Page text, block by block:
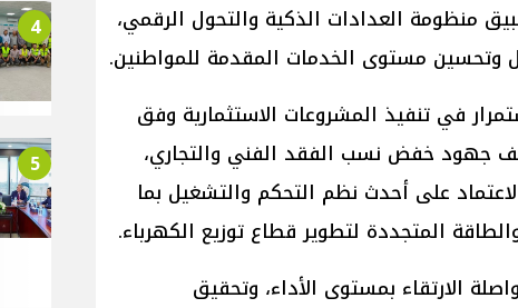
منظومة العدادات الذكية والتحول الرقمي،
مستوى الخدمات المقدمة للمواطنين.
في تنفيذ المشروعات الاستثمارية وفق
جهود خفض نسب الفقد الفني والتجاري،
على أحدث نظم التحكم والتشغيل بما
المتجددة لتطوير قطاع توزيع الكهرباء.
الارتقاء بمستوى الأداء، وتحقيق
4
5